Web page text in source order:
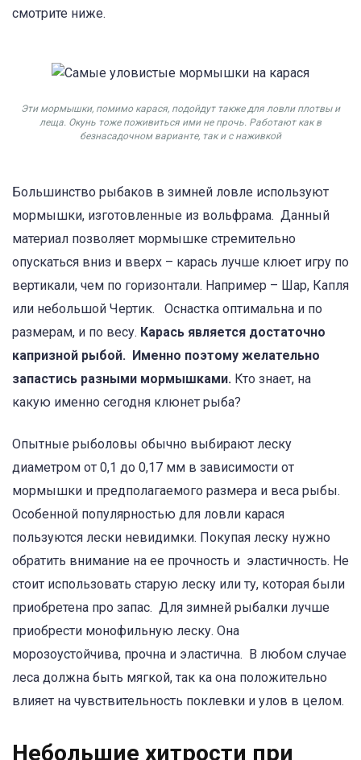
смотрите ниже.
Эти мормышки, помимо карася, подойдут также для ловли плотвы и
леща. Окунь тоже поживиться ими не прочь. Работают как в
безнасадочном варианте, так и с наживкой
Большинство рыбаков в зимней ловле используют
мормышки, изготовленные из вольфрама. Данный
материал позволяет мормышке стремительно
опускаться вниз и вверх – карась лучше клюет игру по
вертикали, чем по горизонтали. Например – Шар, Капля
или небольшой Чертик. Оснастка оптимальна и по
размерам, и по весу. Карась является достаточно
капризной рыбой. Именно поэтому желательно
запастись разными мормышками. Кто знает, на
какую именно сегодня клюнет рыба?
Опытные рыболовы обычно выбирают леску
диаметром от 0,1 до 0,17 мм в зависимости от
мормышки и предполагаемого размера и веса рыбы.
Особенной популярностью для ловли карася
пользуются лески невидимки. Покупая леску нужно
обратить внимание на ее прочность и эластичность. Не
стоит использовать старую леску или ту, которая были
приобретена про запас. Для зимней рыбалки лучше
приобрести монофильную леску. Она
морозоустойчива, прочна и эластична. В любом случае
леса должна быть мягкой, так ка она положительно
влияет на чувствительность поклевки и улов в целом.
Небольшие хитрости при